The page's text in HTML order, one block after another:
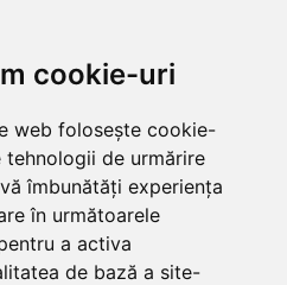
cookie-uri
web folosește cookie-
tehnologii de urmărire
îmbunătăți experiența
în următoarele
a activa
de bază a site-